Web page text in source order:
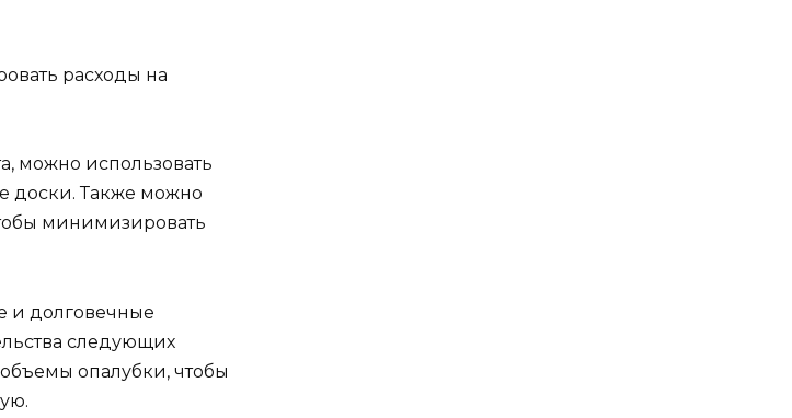
расходы на
можно использовать
доски. Также можно
минимизировать
и долговечные
следующих
опалубки, чтобы